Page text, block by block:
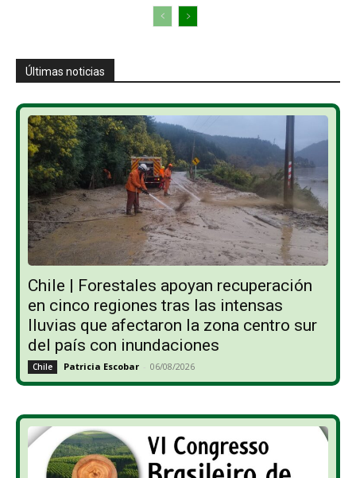
Últimas noticias
Chile | Forestales apoyan recuperación
en cinco regiones tras las intensas
lluvias que afectaron la zona centro sur
del país con inundaciones
Chile Patricia Escobar - 06/08/2026